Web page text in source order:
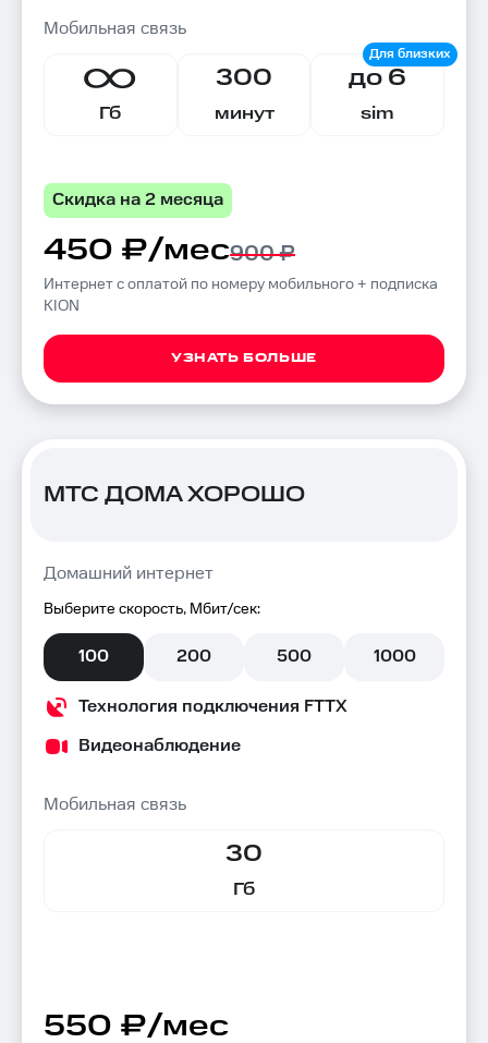
Мобильная связь
Гб
300
минут
до 6
sim
Скидка на 2 месяца
450 ₽/мес900 ₽
Интернет с оплатой по номеру мобильного + подписка
KION
УЗНАТЬ БОЛЬШЕ
МТС ДОМА ХОРОШО
Домашний интернет
Выберите скорость, Мбит/сек:
100 200 500 1000
Технология подключения FTTX
Видеонаблюдение
Мобильная связь
30
Гб
550 ₽/мес